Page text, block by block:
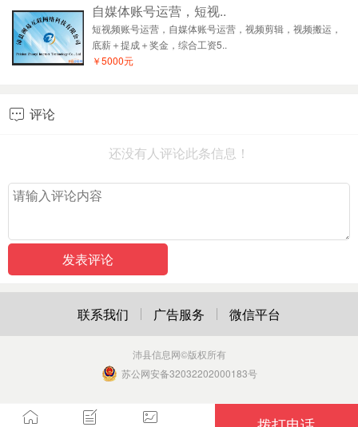
自媒体账号运营，短视..
短视频账号运营，自媒体账号运营，视频剪辑，视频搬运，
底薪＋提成＋奖金，综合工资5..
￥5000元
 评论
还没有人评论此条信息！
联系我们 广告服务 微信平台
沛县信息网©版权所有
苏公网安备32032202000183号